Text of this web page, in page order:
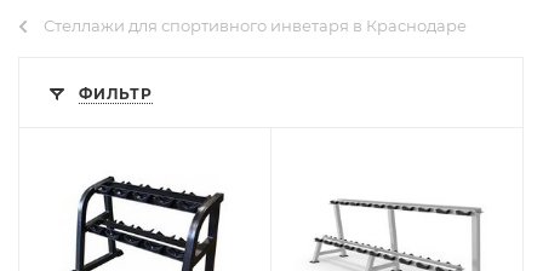
Стеллажи для спортивного инветаря в Краснодаре
ФИЛЬТР